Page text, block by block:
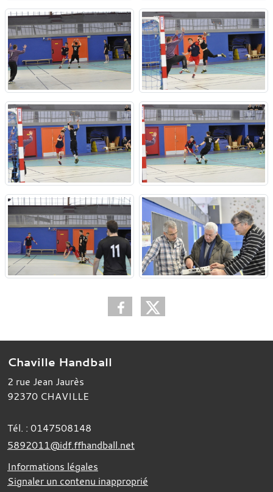
Chaville Handball
2 rue Jean Jaurès
92370 CHAVILLE
Tél. : 0147508148
5892011@idf.ffhandball.net
Informations légales
Signaler un contenu inapproprié